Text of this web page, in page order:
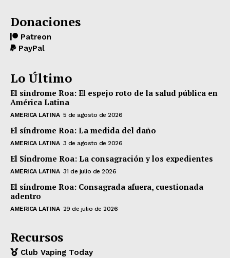
Donaciones
Patreon
PayPal
Lo Último
El síndrome Roa: El espejo roto de la salud pública en
América Latina
AMERICA LATINA 5 de agosto de 2026
El síndrome Roa: La medida del daño
AMERICA LATINA 3 de agosto de 2026
El Síndrome Roa: La consagración y los expedientes
AMERICA LATINA 31 de julio de 2026
El síndrome Roa: Consagrada afuera, cuestionada
adentro
AMERICA LATINA 29 de julio de 2026
Recursos
Club Vaping Today